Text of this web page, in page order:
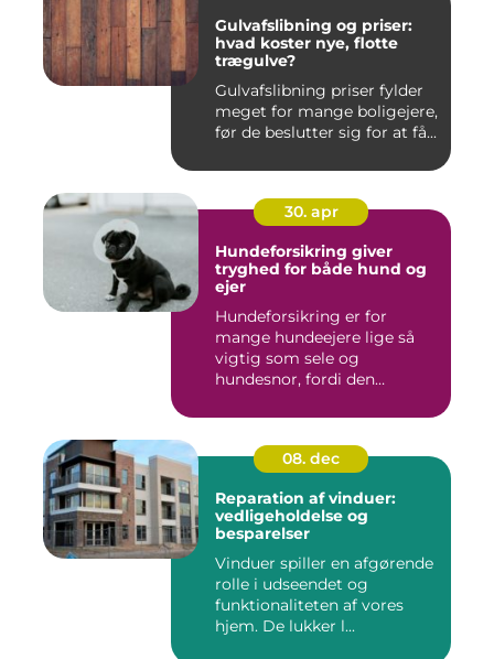
Gulvafslibning og priser:
hvad koster nye, flotte
trægulve?
Gulvafslibning priser fylder
meget for mange boligejere,
før de beslutter sig for at få...
30. apr
Hundeforsikring giver
tryghed for både hund og
ejer
Hundeforsikring er for
mange hundeejere lige så
vigtig som sele og
hundesnor, fordi den
08. dec
Reparation af vinduer:
vedligeholdelse og
besparelser
Vinduer spiller en afgørende
rolle i udseendet og
funktionaliteten af vores
hjem. De lukker l...